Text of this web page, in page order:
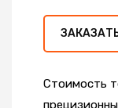
Стоимость